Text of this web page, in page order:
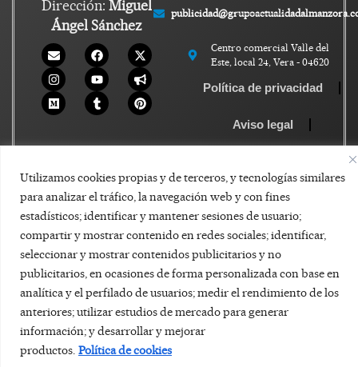
Utilizamos cookies propias y de terceros, y tecnologías similares
para analizar el tráfico, la navegación web y con fines
estadísticos; identificar y mantener sesiones de usuario;
compartir y mostrar contenido en redes sociales; identificar,
seleccionar y mostrar contenidos publicitarios y no
publicitarios, en ocasiones de forma personalizada con base en
analítica y el perfilado de usuarios; medir el rendimiento de los
anteriores; utilizar estudios de mercado para generar
información; y desarrollar y mejorar
productos. Política de cookies
Dirección: Miguel
Ángel Sánchez
Centro comercial Valle del
Este, local 24, Vera - 04620
Política de privacidad
Aviso legal